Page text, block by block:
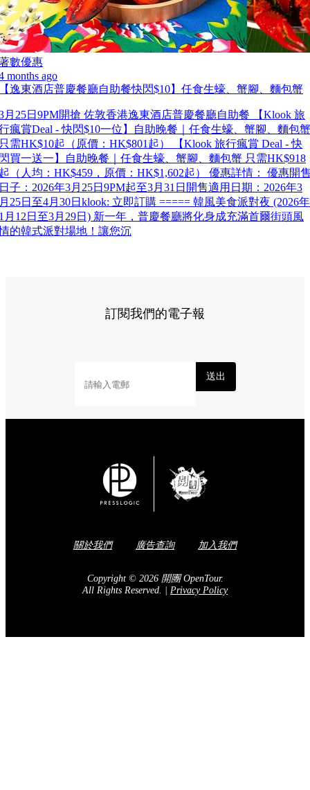
數優惠
months ago
逸東酒店普慶餐廳自助餐快閃$10】任食生蠔、蟹腳、麵包蟹
月25日9PM開搶 佐敦香港逸東酒店普慶餐廳自助餐 【Klook 旅
瘋賞Deal - 快閃$10一位】自助晚餐｜任食生蠔、蟹腳、麵包蟹
需HK$10起（原價：HK$801起） 【Klook 旅行瘋賞 Deal - 快
買一送一】自助晚餐｜任食生蠔、蟹腳、麵包蟹 只需HK$918
（人均：HK$459，原價：HK$1,602起） 優惠詳情： 優惠開
子：2026年3月25日9PM起至3月31日開售適用日期：2026年3
25日至4月30日klook: 立即訂購 ===== 韓風美食派對夜 (2026年
月12日至3月29日) 新一年，普慶餐廳將化身成充滿首爾街頭風
的韓式派對場地！讓您沉
訂閱我們的電子報
送出
關於我們 廣告查詢 加入我們
Copyright © 2026 開團 OpenTour.
All Rights Reserved.
Privacy Policy